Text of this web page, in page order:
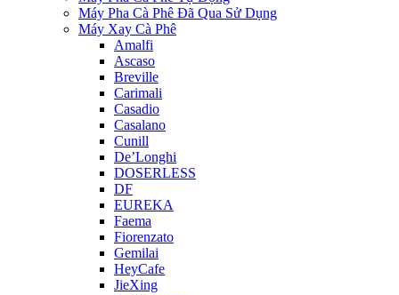
Máy Pha Cà Phê Đã Qua Sử Dụng
Máy Xay Cà Phê
Amalfi
Ascaso
Breville
Carimali
Casadio
Casalano
Cunill
De’Longhi
DOSERLESS
DF
EUREKA
Faema
Fiorenzato
Gemilai
HeyCafe
JieXing